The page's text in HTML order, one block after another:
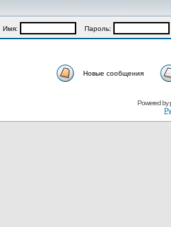
Имя: Пароль:
Новые сообщения
Powered by